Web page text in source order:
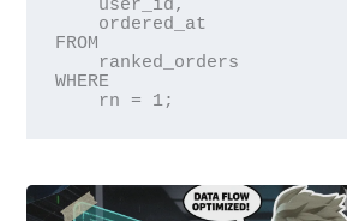
FROM
WHERE